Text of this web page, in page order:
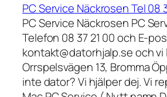
PC Service Näckrosen Tel 08
PC Service Näckrosen PC
Telefon 08 37 21 00 och E-
kontakt@datorhjalp.se och vi
Orrspelsvägen 13, Bromma
inte dator? Vi hjälper dej. Vi